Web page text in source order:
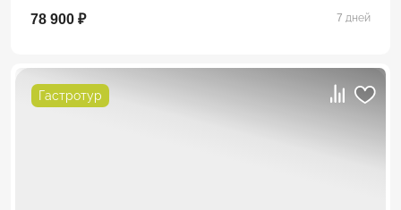
78 900 ₽ 7 дней
Гастротур